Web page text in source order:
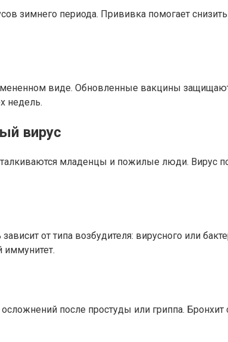
зимнего периода. Прививка помогает
виде. Обновленные вакцины
недель.
вирус
младенцы и пожилые люди. Вирус
от типа возбудителя: вирусного или
иммунитет.
после простуды или гриппа.